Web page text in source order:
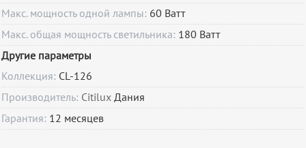
Макс. мощность одной лампы: 60 Ватт
Макс. общая мощность светильника: 180 Ватт
Другие параметры
Коллекция: CL-126
Производитель: Citilux Дания
Гарантия: 12 месяцев